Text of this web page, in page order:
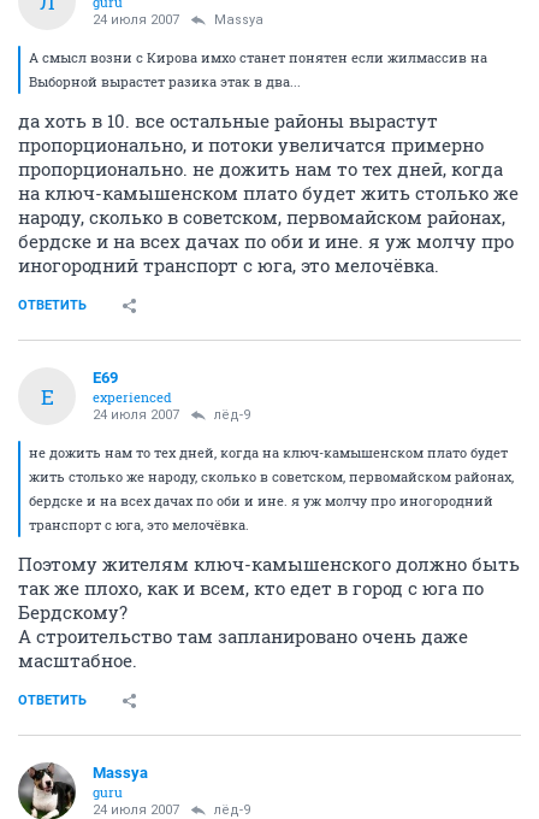
24 июля 2007 Massya
А смысл возни с Кирова имхо станет понятен если жилмассив на
Выборной вырастет разика этак в два...
да хоть в 10. все остальные районы вырастут
пропорционально, и потоки увеличатся примерно
пропорционально. не дожить нам то тех дней, когда
на ключ-камышенском плато будет жить столько же
народу, сколько в советском, первомайском районах,
бердске и на всех дачах по оби и ине. я уж молчу про
иногородний транспорт с юга, это мелочёвка.
ОТВЕТИТЬ
E
E69
experienced
24 июля 2007 лёд-9
не дожить нам то тех дней, когда на ключ-камышенском плато будет
жить столько же народу, сколько в советском, первомайском районах,
бердске и на всех дачах по оби и ине. я уж молчу про иногородний
транспорт с юга, это мелочёвка.
Поэтому жителям ключ-камышенского должно быть
так же плохо, как и всем, кто едет в город с юга по
Бердскому?
А строительство там запланировано очень даже
масштабное.
ОТВЕТИТЬ
Massya
guru
24 июля 2007 лёд-9